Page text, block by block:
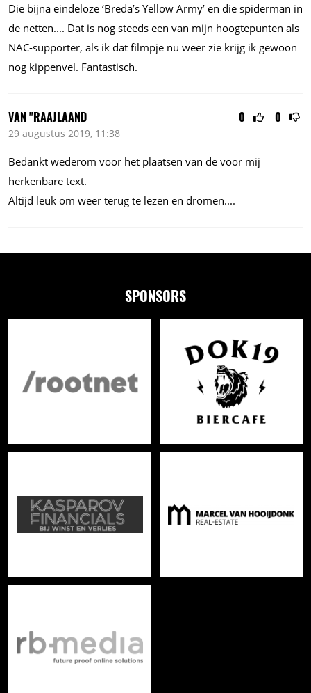
Die bijna eindeloze ‘Breda’s Yellow Army’ en die spiderman in
de netten.... Dat is nog steeds een van mijn hoogtepunten als
NAC-supporter, als ik dat filmpje nu weer zie krijg ik gewoon
nog kippenvel. Fantastisch.
0 0
VAN "RAAJLAAND
29 augustus 2019, 11:38
Bedankt wederom voor het plaatsen van de voor mij
herkenbare text.
Altijd leuk om weer terug te lezen en dromen....
SPONSORS